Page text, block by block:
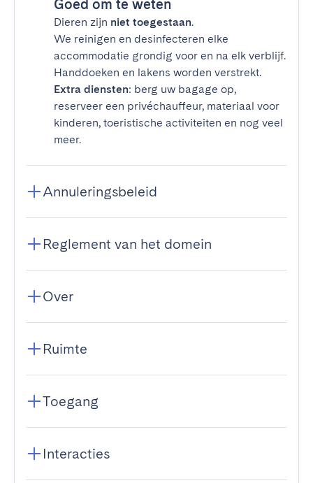
Goed om te weten
Dieren zijn niet toegestaan.
We reinigen en desinfecteren elke
accommodatie grondig voor en na elk verblijf.
Handdoeken en lakens worden verstrekt.
Extra diensten: berg uw bagage op,
reserveer een privéchauffeur, materiaal voor
kinderen, toeristische activiteiten en nog veel
meer.
Annuleringsbeleid
Reglement van het domein
Over
Ruimte
Toegang
Interacties